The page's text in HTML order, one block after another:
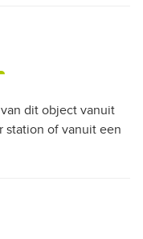
dit object vanuit
station of vanuit een